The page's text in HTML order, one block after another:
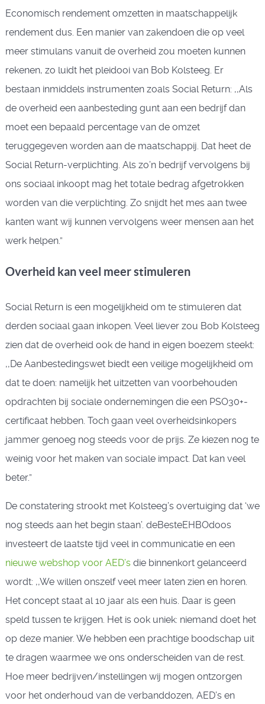
Economisch rendement omzetten in maatschappelijk
rendement dus. Een manier van zakendoen die op veel
meer stimulans vanuit de overheid zou moeten kunnen
rekenen, zo luidt het pleidooi van Bob Kolsteeg. Er
bestaan inmiddels instrumenten zoals Social Return: ,,Als
de overheid een aanbesteding gunt aan een bedrijf dan
moet een bepaald percentage van de omzet
teruggegeven worden aan de maatschappij. Dat heet de
Social Return-verplichting. Als zo’n bedrijf vervolgens bij
ons sociaal inkoopt mag het totale bedrag afgetrokken
worden van die verplichting. Zo snijdt het mes aan twee
kanten want wij kunnen vervolgens weer mensen aan het
werk helpen.”
Overheid kan veel meer stimuleren
Social Return is een mogelijkheid om te stimuleren dat
derden sociaal gaan inkopen. Veel liever zou Bob Kolsteeg
zien dat de overheid ook de hand in eigen boezem steekt:
,,De Aanbestedingswet biedt een veilige mogelijkheid om
dat te doen: namelijk het uitzetten van voorbehouden
opdrachten bij sociale ondernemingen die een PSO30+-
certificaat hebben. Toch gaan veel overheidsinkopers
jammer genoeg nog steeds voor de prijs. Ze kiezen nog te
weinig voor het maken van sociale impact. Dat kan veel
beter.”
De constatering strookt met Kolsteeg’s overtuiging dat ‘we
nog steeds aan het begin staan’. deBesteEHBOdoos
investeert de laatste tijd veel in communicatie en een
nieuwe webshop voor AED’sdie binnenkort gelanceerd
wordt: ,,We willen onszelf veel meer laten zien en horen.
Het concept staat al 10 jaar als een huis. Daar is geen
speld tussen te krijgen. Het is ook uniek: niemand doet het
op deze manier. We hebben een prachtige boodschap uit
te dragen waarmee we ons onderscheiden van de rest.
Hoe meer bedrijven/instellingen wij mogen ontzorgen
voor het onderhoud van de verbanddozen, AED’s en